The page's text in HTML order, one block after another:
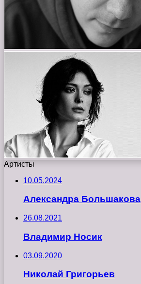
Артисты
10.05.2024
Александра Большакова
26.08.2021
Владимир Носик
03.09.2020
Николай Григорьев